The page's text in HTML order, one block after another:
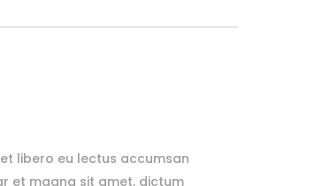
libero eu lectus accumsan
et magna sit amet, dictum